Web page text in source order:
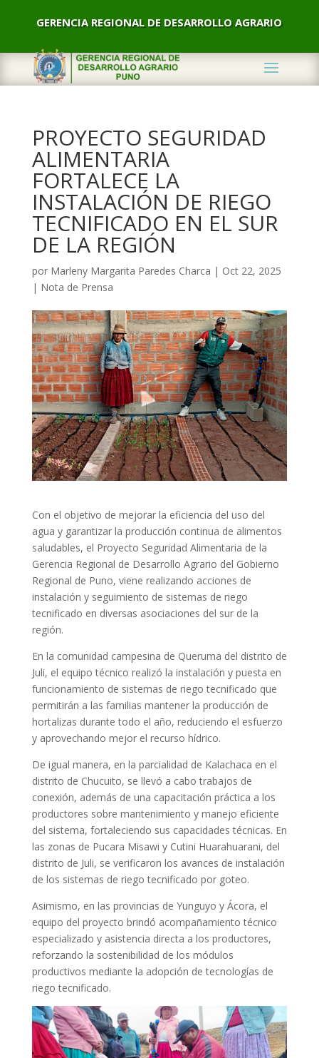
GERENCIA REGIONAL DE DESARROLLO AGRARIO
PROYECTO SEGURIDAD
ALIMENTARIA
FORTALECE LA
INSTALACIÓN DE RIEGO
TECNIFICADO EN EL SUR
DE LA REGIÓN
por Marleny Margarita Paredes Charca | Oct 22, 2025
| Nota de Prensa
Con el objetivo de mejorar la eficiencia del uso del
agua y garantizar la producción continua de alimentos
saludables, el Proyecto Seguridad Alimentaria de la
Gerencia Regional de Desarrollo Agrario del Gobierno
Regional de Puno, viene realizando acciones de
instalación y seguimiento de sistemas de riego
tecnificado en diversas asociaciones del sur de la
región.
En la comunidad campesina de Queruma del distrito de
Juli, el equipo técnico realizó la instalación y puesta en
funcionamiento de sistemas de riego tecnificado que
permitirán a las familias mantener la producción de
hortalizas durante todo el año, reduciendo el esfuerzo
y aprovechando mejor el recurso hídrico.
De igual manera, en la parcialidad de Kalachaca en el
distrito de Chucuito, se llevó a cabo trabajos de
conexión, además de una capacitación práctica a los
productores sobre mantenimiento y manejo eficiente
del sistema, fortaleciendo sus capacidades técnicas. En
las zonas de Pucara Misawi y Cutini Huarahuarani, del
distrito de Juli, se verificaron los avances de instalación
de los sistemas de riego tecnificado por goteo.
Asimismo, en las provincias de Yunguyo y Ácora, el
equipo del proyecto brindó acompañamiento técnico
especializado y asistencia directa a los productores,
reforzando la sostenibilidad de los módulos
productivos mediante la adopción de tecnologías de
riego tecnificado.